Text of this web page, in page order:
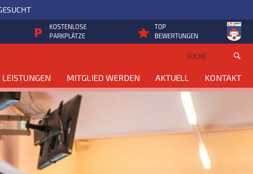
KOSTENLOSE
PARKPLÄTZE
TOP
BEWERTUNGEN
LEISTUNGEN MITGLIED WERDEN AKTUELL KONTAKT